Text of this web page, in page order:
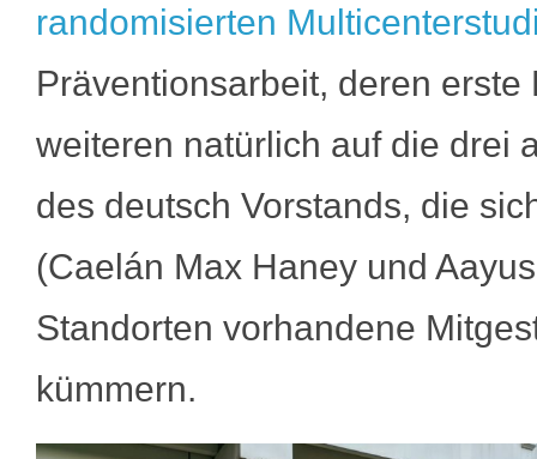
randomisierten
Präventionsarbeit, deren
weiteren natürlich auf die drei
des deutsch Vorstands, die
(Caelán Max Haney und
Standorten vorhandene
kümmern.